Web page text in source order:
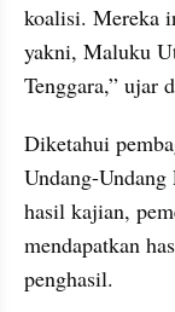
koalisi. Mereka
yakni, Maluku
Tenggara,” ujar
Diketahui
Undang-
hasil kajian,
mendapatkan
penghasil.